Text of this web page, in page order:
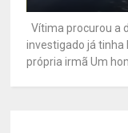
Vítima procurou a
investigado já tinha
própria irmã Um